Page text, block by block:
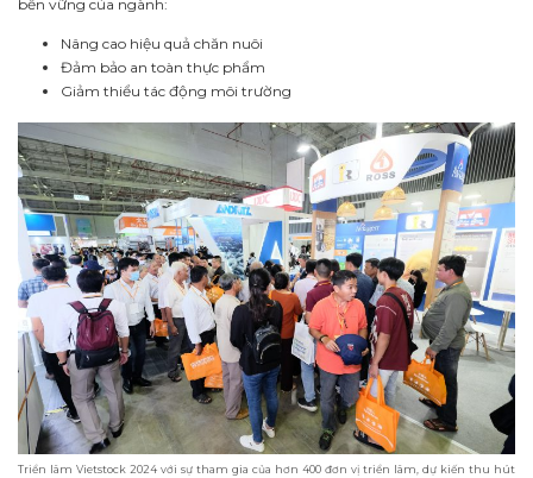
bền vững của ngành:
Nâng cao hiệu quả chăn nuôi
Đảm bảo an toàn thực phẩm
Giảm thiểu tác động môi trường
Triển lãm Vietstock 2024 với sự tham gia của hơn 400 đơn vị triển lãm, dự kiến thu hút